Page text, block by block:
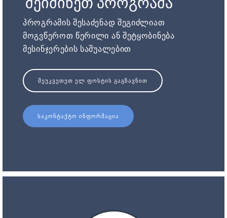
პროგრამის შესაძენად შეგიძლიათ
მოგვწეროთ წერილი ან შეტყობინება
მესინჯერების საშუალებით
ᲨᲔᲣᲙᲕᲔᲗᲔᲗ ᲔᲚ.ᲤᲝᲡᲢᲘᲡ ᲒᲐᲒᲖᲐᲕᲜᲘᲗ
ᲡᲐᲙᲝᲜᲢᲐᲥᲢᲝ ᲘᲜᲤᲝᲠᲛᲐᲪᲘᲐ